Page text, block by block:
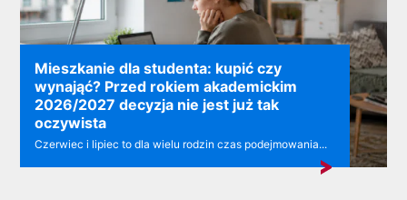
Mieszkanie dla studenta: kupić czy
wynająć? Przed rokiem akademickim
2026/2027 decyzja nie jest już tak
oczywista
Czerwiec i lipiec to dla wielu rodzin czas podejmowania...